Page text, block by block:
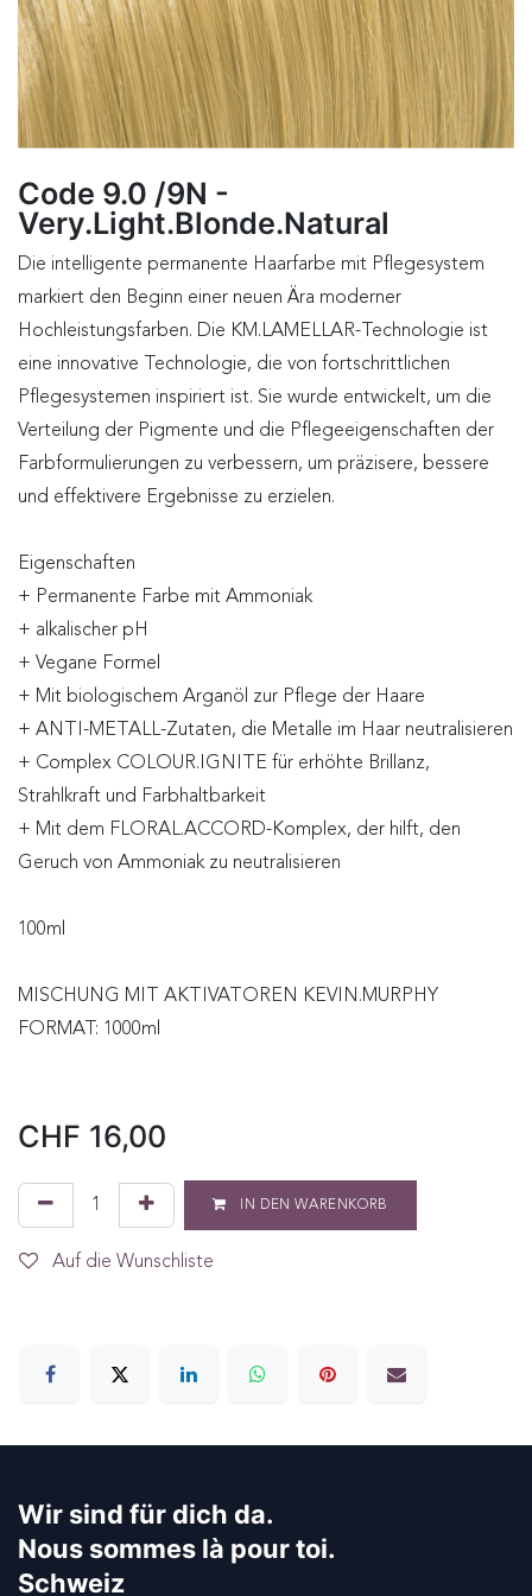
Code 9.0 /9N -
Very.Light.Blonde.Natural
Die intelligente permanente Haarfarbe mit Pflegesystem
markiert den Beginn einer neuen Ära moderner
Hochleistungsfarben. Die KM.LAMELLAR-Technologie ist
eine innovative Technologie, die von fortschrittlichen
Pflegesystemen inspiriert ist. Sie wurde entwickelt, um die
Verteilung der Pigmente und die Pflegeeigenschaften der
Farbformulierungen zu verbessern, um präzisere, bessere
und effektivere Ergebnisse zu erzielen.
Eigenschaften
+ Permanente Farbe mit Ammoniak
+ alkalischer pH
+ Vegane Formel
+ Mit biologischem Arganöl zur Pflege der Haare
+ ANTI-METALL-Zutaten, die Metalle im Haar neutralisieren
+ Complex COLOUR.IGNITE für erhöhte Brillanz,
Strahlkraft und Farbhaltbarkeit
+ Mit dem FLORAL.ACCORD-Komplex, der hilft, den
Geruch von Ammoniak zu neutralisieren
100ml
MISCHUNG MIT AKTIVATOREN KEVIN.MURPHY
FORMAT: 1000ml
CHF 16,00
IN DEN WARENKORB
Auf die Wunschliste
Wir sind für dich da.
Nous sommes là pour toi.
Schweiz